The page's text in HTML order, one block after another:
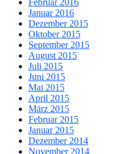
Januar 2016
Dezember 2015
Oktober 2015
September 2015
August 2015
Juli 2015
Juni 2015
Mai 2015
April 2015
März 2015
Februar 2015
Januar 2015
Dezember 2014
November 2014